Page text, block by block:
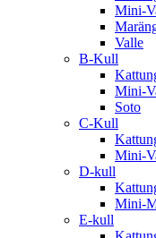
Mini-
Valle
B-Kull
Mini-
Soto
C-Kull
Mini-
D-kull
Mini-
E-kull